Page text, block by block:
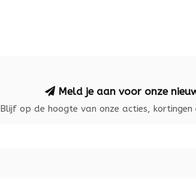
Meld je aan voor onze
Blijf op de hoogte van onze acties, kortingen